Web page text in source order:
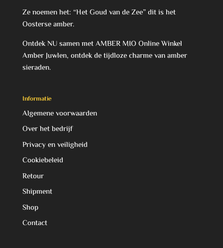
Ze noemen het: “Het Goud van de Zee” dit is het
Oosterse amber.
Ontdek NU samen met AMBER MIO Online Winkel
Amber Juwlen, ontdek de tijdloze charme van amber
sieraden.
Informatie
Algemene voorwaarden
Over het bedrijf
Privacy en veiligheid
Cookiebeleid
Retour
Shipment
Shop
Contact